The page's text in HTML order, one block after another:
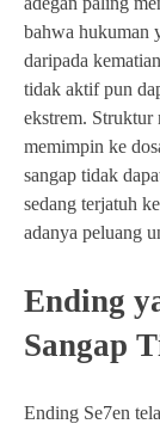
bahwa hukuman
daripada
tidak aktif pun
ekstrem. Struktur
memimpin ke
sangap tidak
sedang terjatuh
adanya peluang
Ending
Sangap
Ending Se7en